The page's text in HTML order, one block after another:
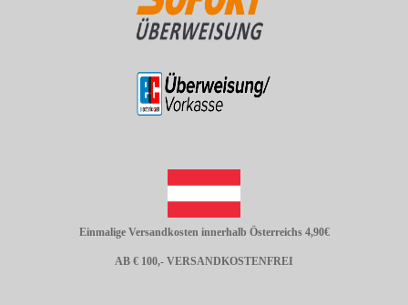
Einmalige Versandkosten innerhalb Österreichs 4,90€
AB € 100,- VERSANDKOSTENFREI